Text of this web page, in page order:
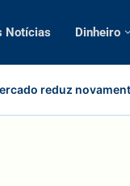
Notícias Dinheiro
reduz